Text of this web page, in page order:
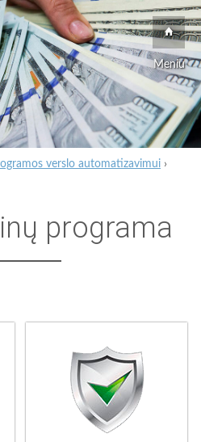
Meniu
verslo automatizavimui ›
programa